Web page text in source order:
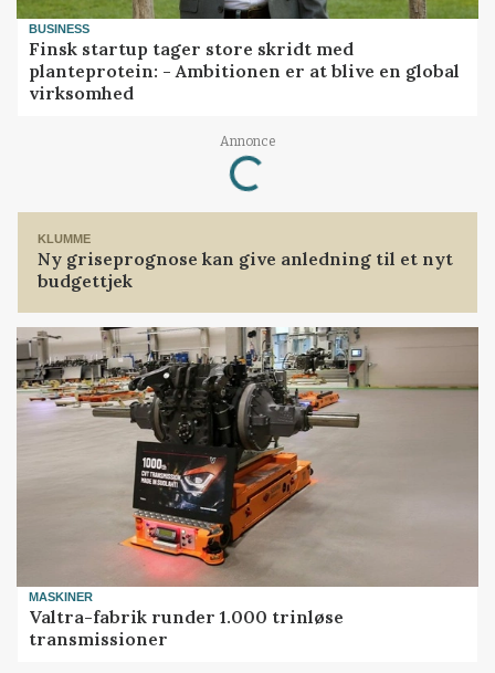
BUSINESS
Finsk startup tager store skridt med
planteprotein: - Ambitionen er at blive en global
virksomhed
Annonce
Loading...
KLUMME
Ny griseprognose kan give anledning til et nyt
budgettjek
MASKINER
Valtra-fabrik runder 1.000 trinløse
transmissioner